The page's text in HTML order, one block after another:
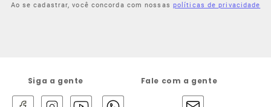
Ao se cadastrar, você concorda com nossas políticas de privacidade
Siga a gente Fale com a gente